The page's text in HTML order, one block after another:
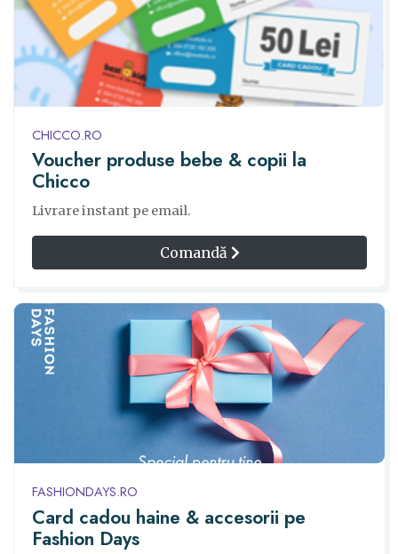
CHICCO.RO
Voucher produse bebe & copii la
Chicco
Livrare instant pe email.
Comandă
FASHIONDAYS.RO
Card cadou haine & accesorii pe
Fashion Days